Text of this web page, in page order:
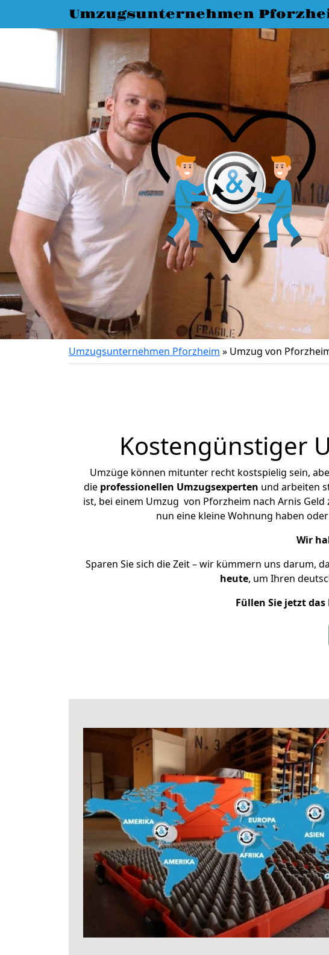
Umzugsunternehmen
Umzugsunternehmen Pforzheim » Umzug von
Kostengünstiger
Umzüge können mitunter recht kostspielig sein,
die professionellen Umzugsexperten und arbeiten
ist, bei einem Umzug von Pforzheim nach Arnis
nun eine kleine Wohnung haben
Wir
Sparen Sie sich die Zeit – wir kümmern uns darum,
heute, um Ihren
Füllen Sie jetzt